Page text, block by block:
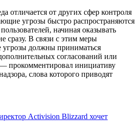
отличается от других сфер контроля
угрозы быстро распространяются
начиная оказывать
сразу. В связи с этим меры
угрозы должны приниматься
согласований или
прокомментировал инициативу
слова которого приводят
Activision Blizzard хочет